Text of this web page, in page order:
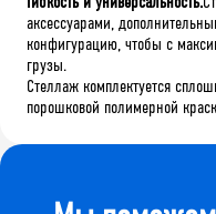
аксессуарами,
конфигурацию, чтобы с
грузы.
Стеллаж комплектуется
порошковой полимерной